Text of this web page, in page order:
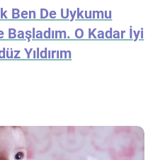
Ben De Uykumu
O Kadar İyi
Yıldırım